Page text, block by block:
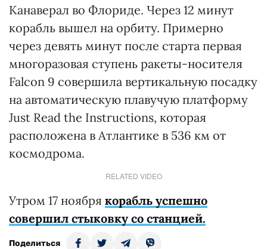
Канаверал во Флориде. Через 12 минут
корабль вышел на орбиту. Примерно
через девять минут после старта первая
многоразовая ступень ракеты-носителя
Falcon 9 совершила вертикальную посадку
на автоматическую плавучую платформу
Just Read the Instructions, которая
расположена в Атлантике в 536 км от
космодрома.
RELATED VIDEO
Утром 17 ноября корабль успешно
совершил стыковку со станцией.
Поделиться